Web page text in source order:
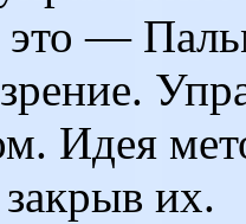
это —
Идея
их.